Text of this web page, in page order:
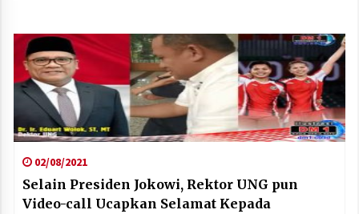
02/08/2021
Selain Presiden Jokowi, Rektor UNG pun
Video-call Ucapkan Selamat Kepada